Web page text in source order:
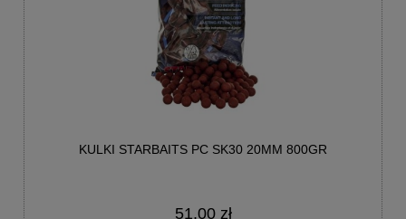
KULKI STARBAITS PC SK30 20MM 800GR
51,00 zł